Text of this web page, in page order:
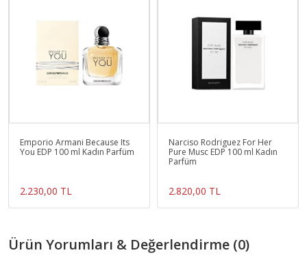
Emporio Armani Because Its
You EDP 100 ml Kadın Parfüm
2.230,00 TL
Narciso Rodriguez For Her
Pure Musc EDP 100 ml Kadın
Parfüm
2.820,00 TL
Ürün Yorumları & Değerlendirme (0)